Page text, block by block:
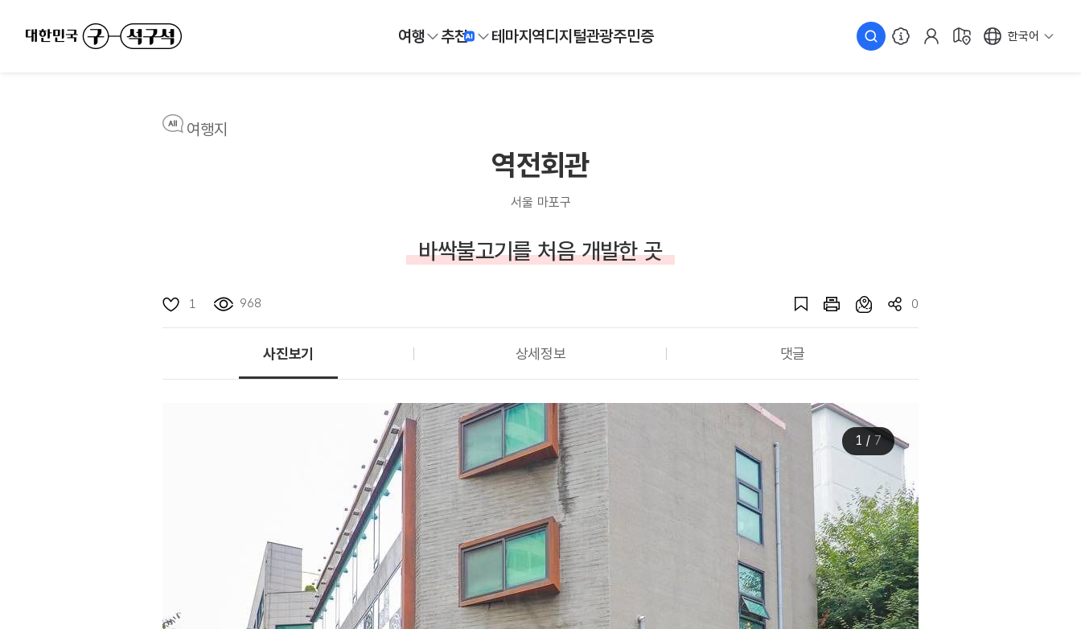
여행 추천 테마지역디지털관광주민증 한국어
여행지
역전회관
서울 마포구
바싹불고기를 처음 개발한 곳
1 968 0
사진보기 상세정보 댓글
1 / 7